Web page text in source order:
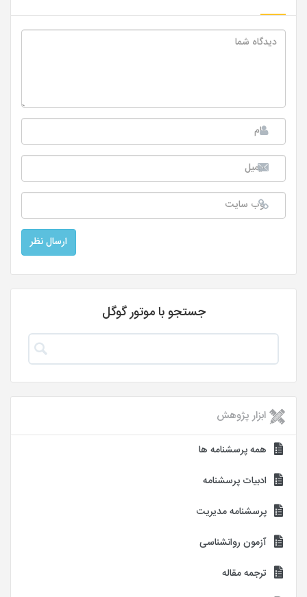
جستجو با موتور گوگل
ابزار پژوهش
همه پرسشنامه ها
ادبیات پرسشنامه
پرسشنامه مدیریت
آزمون روانشناسی
ترجمه مقاله